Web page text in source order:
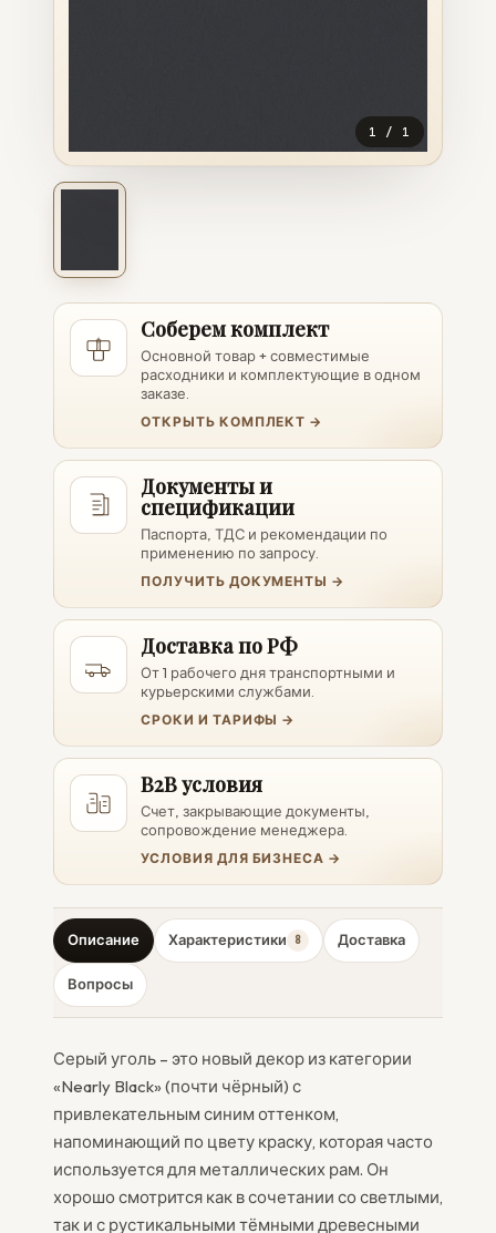
1 / 1
Соберем комплект
Основной товар + совместимые
расходники и комплектующие в одном
заказе.
ОТКРЫТЬ КОМПЛЕКТ →
Документы и
спецификации
Паспорта, ТДС и рекомендации по
применению по запросу.
ПОЛУЧИТЬ ДОКУМЕНТЫ →
Доставка по РФ
От 1 рабочего дня транспортными и
курьерскими службами.
СРОКИ И ТАРИФЫ →
B2B условия
Счет, закрывающие документы,
сопровождение менеджера.
УСЛОВИЯ ДЛЯ БИЗНЕСА →
Описание Характеристики 8 Доставка
Вопросы
Серый уголь – это новый декор из категории
«Nearly Black» (почти чёрный) с
привлекательным синим оттенком,
напоминающий по цвету краску, которая часто
используется для металлических рам. Он
хорошо смотрится как в сочетании со светлыми,
так и с рустикальными тёмными древесными